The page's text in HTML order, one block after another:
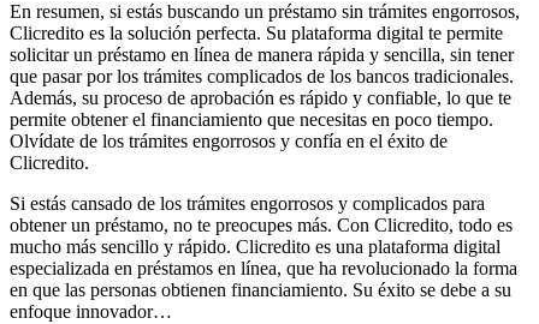
En resumen, si estás buscando un préstamo sin trámites engorrosos,
Clicredito es la solución perfecta. Su plataforma digital te permite
solicitar un préstamo en línea de manera rápida y sencilla, sin tener
que pasar por los trámites complicados de los bancos tradicionales.
Además, su proceso de aprobación es rápido y confiable, lo que te
permite obtener el financiamiento que necesitas en poco tiempo.
Olvídate de los trámites engorrosos y confía en el éxito de
Clicredito.
Si estás cansado de los trámites engorrosos y complicados para
obtener un préstamo, no te preocupes más. Con Clicredito, todo es
mucho más sencillo y rápido. Clicredito es una plataforma digital
especializada en préstamos en línea, que ha revolucionado la forma
en que las personas obtienen financiamiento. Su éxito se debe a su
enfoque innovador…